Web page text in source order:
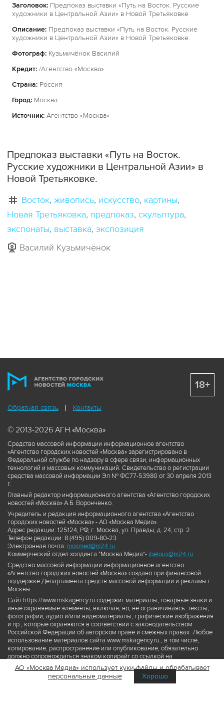
Заголовок: Предпоказ выставки «Путь на Восток. Русские
художники в Центральной Азии» в Новой Третьяковке
Описание: Предпоказ выставки «Путь на Восток. Русские
художники в Центральной Азии» в Новой Третьяковке.
Фотограф: Кузьмичёнок Василий
Кредит: /Агентство «Москва»
Страна: Россия
Город: Москва
Источник: Агентство «Москва»
Предпоказ выставки «Путь на Восток.
Русские художники в Центральной Азии» в
Новой Третьяковке.
Восток живопись искусство картины
Новая Третьяковка предпоказ скульптура
экспонаты выставка экспозиция
Василий Кузьмичёнок
Обратная связь Контакты
© 2013-2026 АГН «Москва»
Средство массовой информации информационное агентство
«Агентство городских новостей «Москва» зарегистрировано в
Федеральной службе по надзору в сфере связи, информационных
технологий и массовых коммуникаций. Свидетельство о регистрации
средства массовой информации Эл № ФС77-53980 от 30 апреля 2013
г.
Главный редактор информационного агентства «Агентство городских
новостей «Москва» А.Б. Воронченко.
Учредитель и редакция информационного агентства «Агентство
городских новостей «Москва» - АО «Москва Медиа».
Адрес редакции: 125124, РФ, г. Москва, ул. Правды, д. 24, стр. 2
Телефон редакции: 8 (495) 009-80-23
Электронная почта: mosmed@m24.ru
Коммерческий отдел холдинга "Москва Медиа"- ibelous@m24.ru
Средство массовой информации информационное агентство
«Агентство городских новостей «Москва» создано при финансовой
поддержке Департамента средств массовой информации и рекламы г.
Москвы.
Сайт https://www.mskagency.ru содержит материалы, товарные знаки и
иные охраняемые элементы, включая, но, не ограничиваясь: тексты,
фотографии, аудио и/или видеоматериалы, графические изображения
и пр., которые охраняются в соответствии с законодательством
Российской Федерации об авторском праве и смежных правах. Любое
использование материалов сайта www.mskagency.ru , в том числе,
копирование, распространение или опубликование, обязательно
должно сопровождаться знаком копирайт со ссылкой на
правообладателя © АО «Москва Медиа», а также гиперссылкой на сайт
www.mskagency.ru как на первоисточник информации. Переработка
материалов сайта www.mskagency.ru не допускается.
18+
АО «Москва Медиа» использует куки-файлы и обрабатывает
персональные данные
Хорошо